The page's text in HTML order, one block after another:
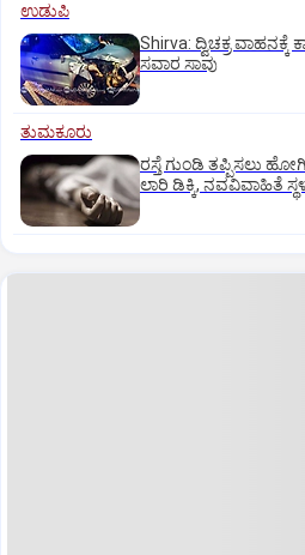
ಉಡುಪಿ
Shirva: ದ್ವಿಚಕ್ರ ವಾಹನಕ್ಕೆ
ಸವಾರ ಸಾವು
ತುಮಕೂರು
ರಸ್ತೆ ಗುಂಡಿ ತಪ್ಪಿಸಲು
ಲಾರಿ ಡಿಕ್ಕಿ, ನವವಿವಾಹಿತೆ